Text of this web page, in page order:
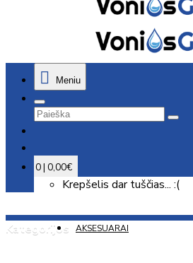
Meniu
0 | 0,00€
Krepšelis dar tuščias... :(
Kategorijos AKSESUARAI